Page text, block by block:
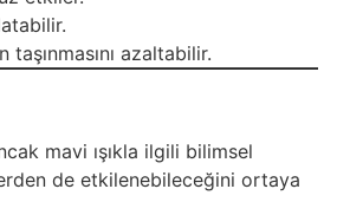
azaltabilir.
mavi ışıkla ilgili bilimsel
de etkilenebileceğini ortaya